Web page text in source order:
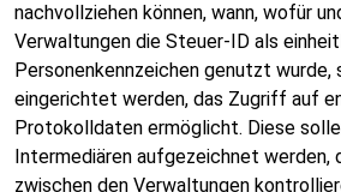
nachvollziehen können, wann, wofür
Verwaltungen die Steuer-ID als
Personenkennzeichen genutzt
eingerichtet werden, das Zugriff auf
Protokolldaten ermöglicht. Diese
Intermediären aufgezeichnet werden,
zwischen den Verwaltungen